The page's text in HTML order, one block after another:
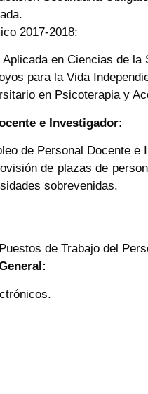
2017-2018:
en Ciencias de
para la Vida
en Psicoterapia y
e Investigador:
de Personal Docente e
de plazas de
sobrevenidas.
de Trabajo del